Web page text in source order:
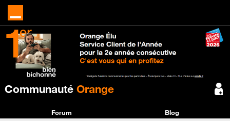
Communauté Orange
Forum Blog